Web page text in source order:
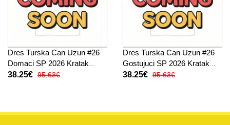
Dres Turska Can Uzun #26
Domaci SP 2026 Kratak
Rukav
38.25€ 95.63€
Dres Turska Can Uzun #26
Gostujuci SP 2026 Kratak
Rukav
38.25€ 95.63€